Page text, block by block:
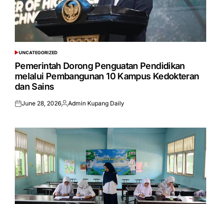
POSTED
IN
UNCATEGORIZED
Pemerintah Dorong Penguatan Pendidikan
melalui Pembangunan 10 Kampus Kedokteran
dan Sains
Posted
June 28, 2026Posted
Admin Kupang Daily